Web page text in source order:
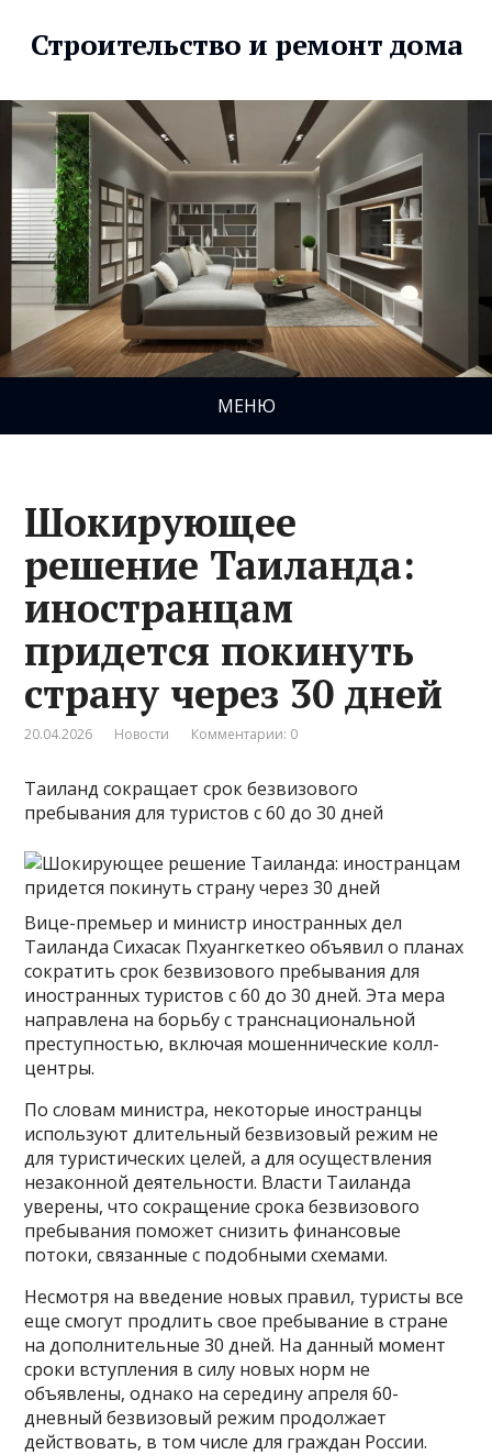
Строительство и ремонт дома
МЕНЮ
Шокирующее
решение Таиланда:
иностранцам
придется покинуть
страну через 30 дней
20.04.2026 Новости Комментарии: 0
Таиланд сокращает срок безвизового
пребывания для туристов с 60 до 30 дней
Вице-премьер и министр иностранных дел
Таиланда Сихасак Пхуангкеткео объявил о планах
сократить срок безвизового пребывания для
иностранных туристов с 60 до 30 дней. Эта мера
направлена на борьбу с транснациональной
преступностью, включая мошеннические колл-
центры.
По словам министра, некоторые иностранцы
используют длительный безвизовый режим не
для туристических целей, а для осуществления
незаконной деятельности. Власти Таиланда
уверены, что сокращение срока безвизового
пребывания поможет снизить финансовые
потоки, связанные с подобными схемами.
Несмотря на введение новых правил, туристы все
еще смогут продлить свое пребывание в стране
на дополнительные 30 дней. На данный момент
сроки вступления в силу новых норм не
объявлены, однако на середину апреля 60-
дневный безвизовый режим продолжает
действовать, в том числе для граждан России.